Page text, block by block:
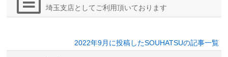
埼玉支店としてご利用頂いております
2022年9月に投稿したSOUHATSUの記事一覧